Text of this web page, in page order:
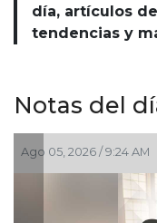
día, artículos
tendencias y
Notas del
/ 9:24 AM